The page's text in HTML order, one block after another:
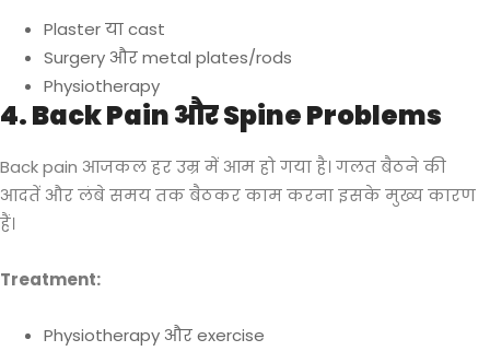
Plaster या cast
Surgery और metal plates/rods
Physiotherapy
4. Back Pain और Spine Problems
Back pain आजकल हर उम्र में आम हो गया है। गलत बैठने की
आदतें और लंबे समय तक बैठकर काम करना इसके मुख्य कारण
हैं।
Treatment:
Physiotherapy और exercise